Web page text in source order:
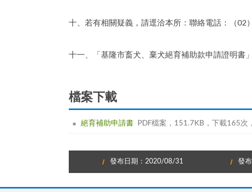
十、若有相關疑義，請逕洽本所：聯絡電話：（02
十一、「基隆市畜犬、棄犬絕育補助款申請證明書
檔案下載
絕育補助申請書 PDF檔案，151.7KB，下載165
發布日期：2020/08/31 發